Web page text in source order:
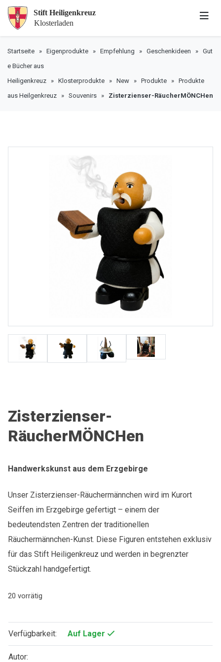
Startseite » Eigenprodukte » Empfehlung » Geschenkideen » Gut
e Bücher aus
Heiligenkreuz » Klosterprodukte » New » Produkte » Produkte
aus Heilgenkreuz » Souvenirs » Zisterzienser-RäucherMÖNCHen
Zisterzienser-
RäucherMÖNCHen
Handwerkskunst aus dem Erzgebirge
Unser Zisterzienser-Räuchermännchen wird im Kurort
Seiffen im Erzgebirge gefertigt – einem der
bedeutendsten Zentren der traditionellen
Räuchermännchen-Kunst. Diese Figuren entstehen exklusiv
für das Stift Heiligenkreuz und werden in begrenzter
Stückzahl handgefertigt.
20 vorrätig
Verfügbarkeit: Auf Lager
Autor: